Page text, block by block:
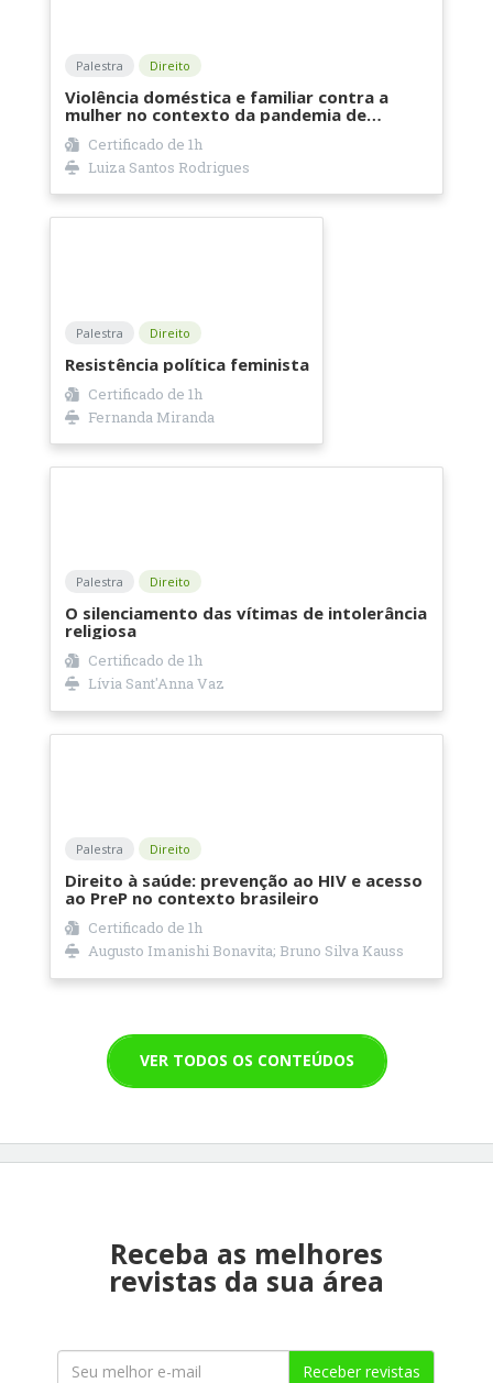
Palestra Direito
Violência doméstica e familiar contra a
mulher no contexto da pandemia de
Certificado de 1h
Luiza Santos Rodrigues
Palestra Direito
Resistência política feminista
Certificado de 1h
Fernanda Miranda
Palestra Direito
O silenciamento das vítimas de intolerância
religiosa
Certificado de 1h
Lívia Sant'Anna Vaz
Palestra Direito
Direito à saúde: prevenção ao HIV e acesso
ao PreP no contexto brasileiro
Certificado de 1h
Augusto Imanishi Bonavita; Bruno Silva Kauss
VER TODOS OS CONTEÚDOS
Receba as melhores
revistas da sua área
Receber revistas